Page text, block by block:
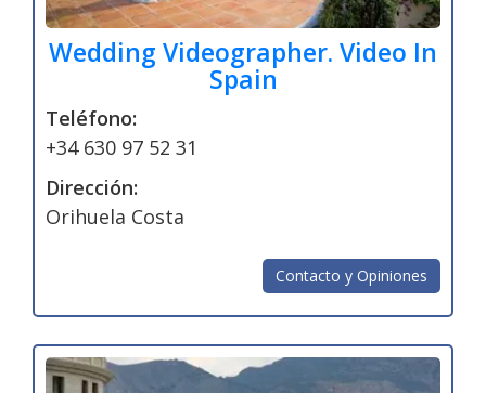
Wedding Videographer. Video In
Spain
Teléfono:
+34 630 97 52 31
Dirección:
Orihuela Costa
Contacto y Opiniones